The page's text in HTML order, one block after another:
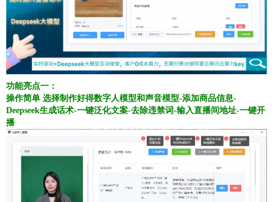
功能亮点一：
操作简单 选择制作好得数字人模型和声音模型-添加商品信息-
Deepseek生成话术-一键泛化文案-去除违禁词-输入直播间地址-一键开
播